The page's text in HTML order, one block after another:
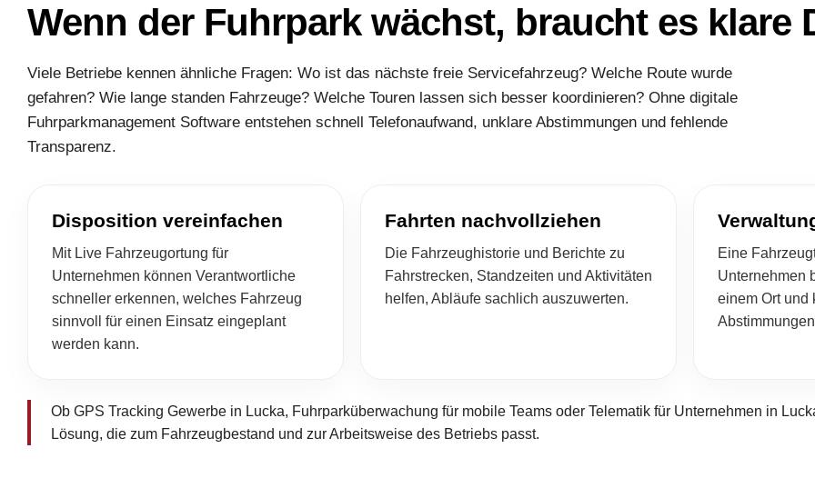
Wenn der Fuhrpark wächst, braucht es klare
Viele Betriebe kennen ähnliche Fragen: Wo ist das nächste freie Servicefahrzeug? Welche Route wurde
gefahren? Wie lange standen Fahrzeuge? Welche Touren lassen sich besser koordinieren? Ohne digitale
Fuhrparkmanagement Software entstehen schnell Telefonaufwand, unklare Abstimmungen und fehlende
Transparenz.
Disposition vereinfachen
Mit Live Fahrzeugortung für
Unternehmen können Verantwortliche
schneller erkennen, welches Fahrzeug
sinnvoll für einen Einsatz eingeplant
werden kann.
Fahrten nachvollziehen
Die Fahrzeughistorie und Berichte zu
Fahrstrecken, Standzeiten und Aktivitäten
helfen, Abläufe sachlich auszuwerten.
Eine
Unternehmen
einem Ort und
Ob GPS Tracking Gewerbe in Lucka, Fuhrparküberwachung für mobile Teams oder Telematik für Unternehmen in
Lösung, die zum Fahrzeugbestand und zur Arbeitsweise des Betriebs passt.